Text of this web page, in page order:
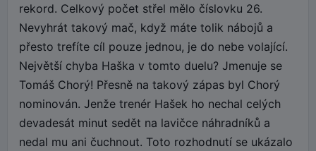
rekord. Celkový počet střel mělo číslovku 26.
Nevyhrát takový mač, když máte tolik nábojů a
přesto trefíte cíl pouze jednou, je do nebe volající.
Největší chyba Haška v tomto duelu? Jmenuje se
Tomáš Chorý! Přesně na takový zápas byl Chorý
nominován. Jenže trenér Hašek ho nechal celých
devadesát minut sedět na lavičce náhradníků a
nedal mu ani čuchnout. Toto rozhodnutí se ukázalo